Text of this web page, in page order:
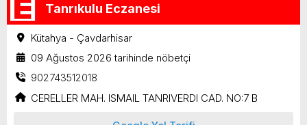
Tanrıkulu Eczanesi
Kütahya - Çavdarhisar
09 Ağustos 2026 tarihinde nöbetçi
902743512018
CERELLER MAH. ISMAIL TANRIVERDI CAD. NO:7 B